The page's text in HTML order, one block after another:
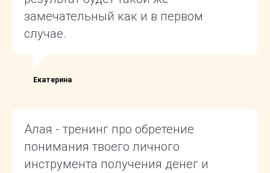
замечательный как и в первом
случае.
Екатерина
Алая - тренинг про обретение
понимания твоего личного
инструмента получения денег и